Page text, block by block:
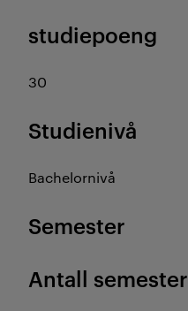
studiepoeng
30
Studienivå
Bachelornivå
Semester
Antall semester